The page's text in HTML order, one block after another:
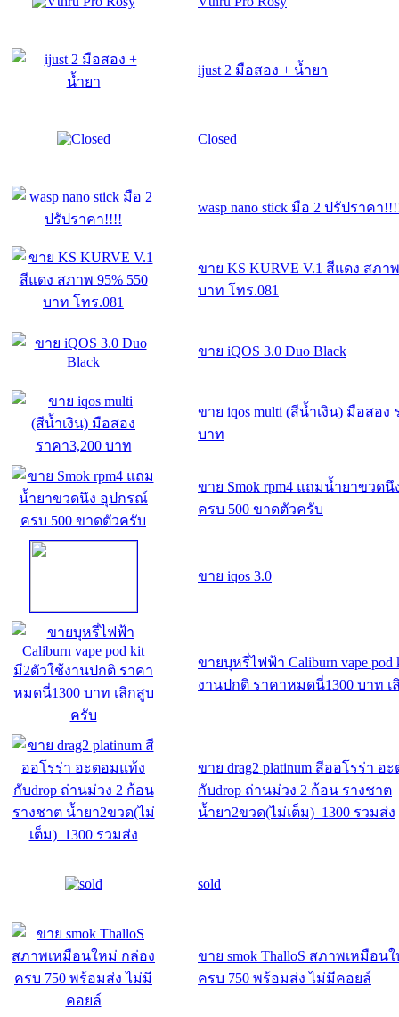
ijust 2 มือสอง + น้ำยา
Closed
wasp nano stick มือ 2 ปรัปราคา
ขาย KS KURVE V.1 สีแดง สภาพ
บาท โทร.081
ขาย iQOS 3.0 Duo Black
ขาย iqos multi (สีน้ำเงิน) มือสอง
บาท
ขาย Smok rpm4 แถมน้ำยาขวด
ครบ 500 ขาดตัวครับ
ขาย iqos 3.0
ขายบุหรี่ไฟฟ้า Caliburn vape
งานปกติ ราคาหมดนี่1300 บาท
ขาย drag2 platinum สีออโรร่า อ
กับdrop ถ่านม่วง 2 ก้อน รางชาต
น้ำยา2ขวด(ไม่เต็ม) 1300 รวมส่ง
sold
ขาย smok ThalloS สภาพเหมือน
ครบ 750 พร้อมส่ง ไม่มีคอยล์